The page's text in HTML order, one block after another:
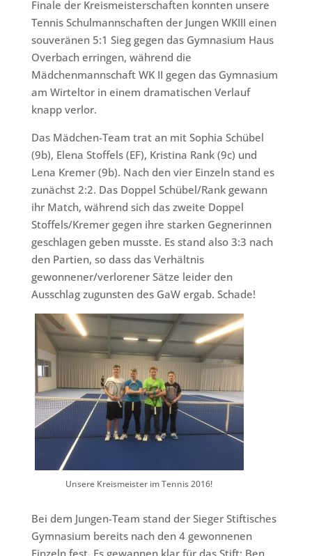
Finale der Kreismeisterschaften konnten unsere
Tennis Schulmannschaften der Jungen WKIII einen
souveränen 5:1 Sieg gegen das Gymnasium Haus
Overbach erringen, während die
Mädchenmannschaft WK II gegen das Gymnasium
am Wirteltor in einem dramatischen Verlauf
knapp verlor.
Das Mädchen-Team trat an mit Sophia Schübel
(9b), Elena Stoffels (EF), Kristina Rank (9c) und
Lena Kremer (9b). Nach den vier Einzeln stand es
zunächst 2:2. Das Doppel Schübel/Rank gewann
ihr Match, während sich das zweite Doppel
Stoffels/Kremer gegen ihre starken Gegnerinnen
geschlagen geben musste. Es stand also 3:3 nach
den Partien, so dass das Verhältnis
gewonnener/verlorener Sätze leider den
Ausschlag zugunsten des GaW ergab. Schade!
Unsere Kreismeister im Tennis 2016!
Bei dem Jungen-Team stand der Sieger Stiftisches
Gymnasium bereits nach den 4 gewonnenen
Einzeln fest. Es gewannen klar für das Stift: Ben